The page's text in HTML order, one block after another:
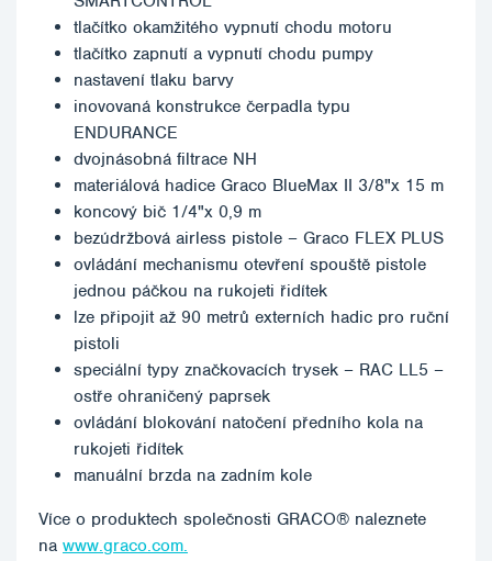
tlačítko okamžitého vypnutí chodu motoru
tlačítko zapnutí a vypnutí chodu pumpy
nastavení tlaku barvy
inovovaná konstrukce čerpadla typu
ENDURANCE
dvojnásobná filtrace NH
materiálová hadice Graco BlueMax II 3/8"x 15 m
koncový bič 1/4"x 0,9 m
bezúdržbová airless pistole – Graco FLEX PLUS
ovládání mechanismu otevření spouště pistole
jednou páčkou na rukojeti řidítek
lze připojit až 90 metrů externích hadic pro ruční
pistoli
speciální typy značkovacích trysek – RAC LL5 –
ostře ohraničený paprsek
ovládání blokování natočení předního kola na
rukojeti řidítek
manuální brzda na zadním kole
Více o produktech společnosti GRACO® naleznete
na www.graco.com.